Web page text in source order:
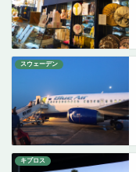
スウェーデン
キプロス